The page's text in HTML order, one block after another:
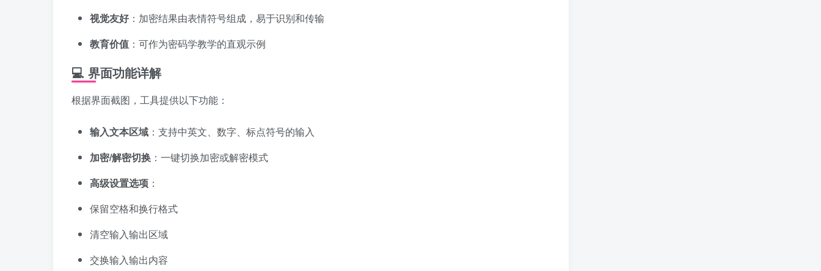
视觉友好：加密结果由表情符号组成，易于识别和传输
教育价值 ：可作为密码学教学的直观示例
💻 界面功能详解
根据界面截图，工具提供以下功能：
输入文本区域 ：支持中英文、数字、标点符号的输入
加密/解密切换 ：一键切换加密或解密模式
高级设置选项 ：
保留空格和换行格式
清空输入输出区域
交换输入输出内容